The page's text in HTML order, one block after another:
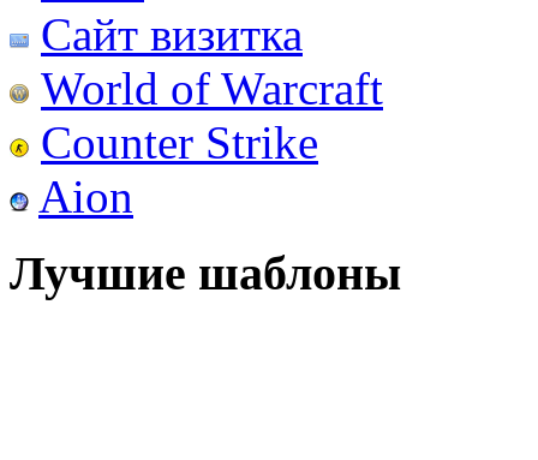
Сайт визитка
World of Warcraft
Counter Strike
Aion
Лучшие шаблоны